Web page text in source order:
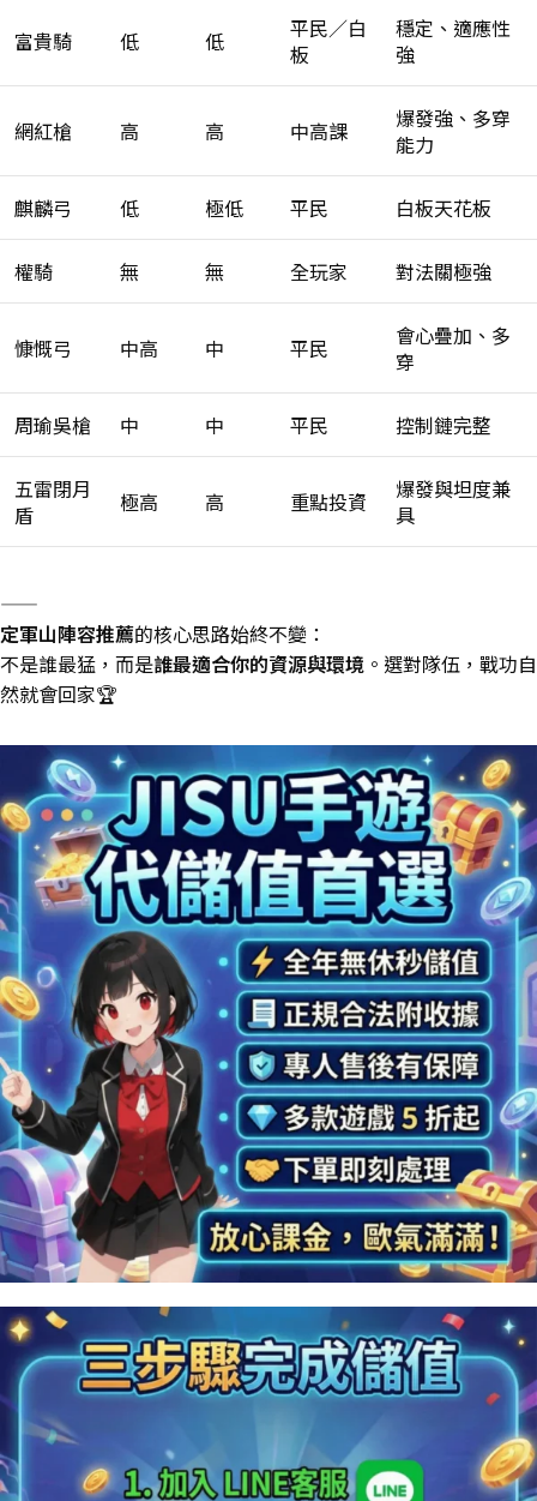
富貴騎 低 低
平民／白
板
穩定、適應性
強
網紅槍 高 高 中高課
爆發強、多穿
能力
麒麟弓 低 極低 平民 白板天花板
權騎 無 無 全玩家 對法關極強
慷慨弓 中高 中 平民
會心疊加、多
穿
周瑜吳槍 中 中 平民 控制鏈完整
五雷閉月
盾
極高 高 重點投資
爆發與坦度兼
具
——
定軍山陣容推薦的核心思路始終不變：
不是誰最猛，而是誰最適合你的資源與環境 。選對隊伍，戰功自
然就會回家🏆